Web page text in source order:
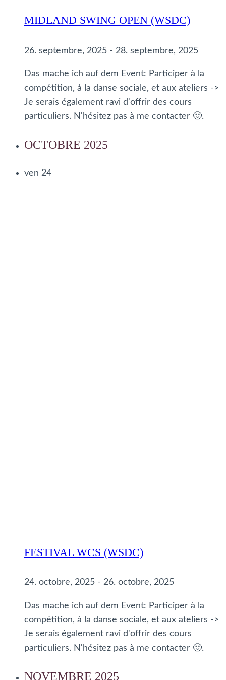
MIDLAND SWING OPEN (WSDC)
26. septembre, 2025 - 28. septembre, 2025
Das mache ich auf dem Event: Participer à la
compétition, à la danse sociale, et aux ateliers ->
Je serais également ravi d'offrir des cours
particuliers. N'hésitez pas à me contacter 🙂.
OCTOBRE 2025
ven 24
FESTIVAL WCS (WSDC)
24. octobre, 2025 - 26. octobre, 2025
Das mache ich auf dem Event: Participer à la
compétition, à la danse sociale, et aux ateliers ->
Je serais également ravi d'offrir des cours
particuliers. N'hésitez pas à me contacter 🙂.
NOVEMBRE 2025